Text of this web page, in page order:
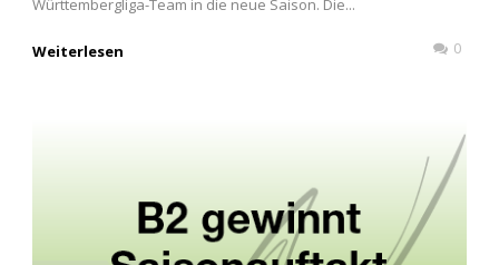
Württembergliga-Team in die neue Saison. Die...
Weiterlesen 0